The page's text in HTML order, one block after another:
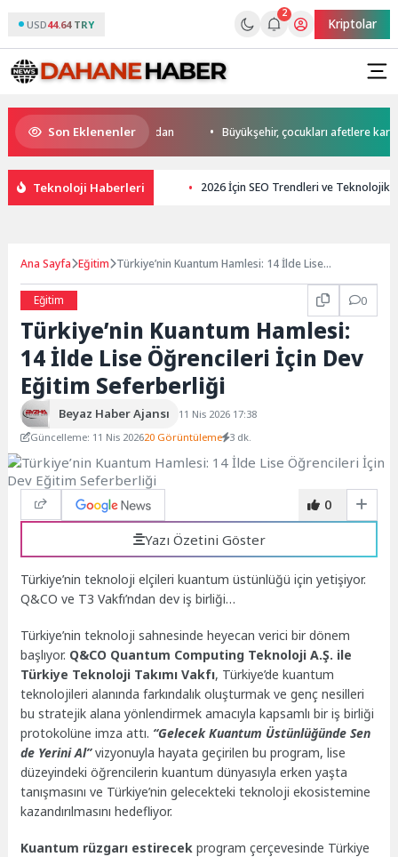
USD44.64 TRY
2
Kriptolar
Son Eklenenler
start Başkan Büyükakın’dan Büyükşehir, çocukları afetlere karşı
Teknoloji Haberleri 2026 İçin SEO Trendleri ve Teknolojik
Ana Sayfa Eğitim Türkiye’nin Kuantum Hamlesi: 14 İlde Lise
Eğitim
0
Türkiye’nin Kuantum Hamlesi:
14 İlde Lise Öğrencileri İçin Dev
Eğitim Seferberliği
Beyaz Haber Ajansı
11 Nis 2026 17:38
Güncelleme: 11 Nis 202620 Görüntüleme 3 dk.
0
Yazı Özetini Göster
Türkiye’nin teknoloji elçileri kuantum üstünlüğü için yetişiyor.
Q&CO ve T3 Vakfı’ndan dev iş birliği…
Türkiye’nin teknoloji sahnesinde heyecan verici bir dönem
başlıyor. Q&CO Quantum Computing Teknoloji A.Ş. ile
Türkiye Teknoloji Takımı Vakfı, Türkiye’de kuantum
teknolojileri alanında farkındalık oluşturmak ve genç nesilleri
bu stratejik alana yönlendirmek amacıyla kapsamlı bir iş birliği
protokolüne imza attı. “Gelecek Kuantum Üstünlüğünde Sen
de Yerini Al”vizyonuyla hayata geçirilen bu program, lise
düzeyindeki öğrencilerin kuantum dünyasıyla erken yaşta
tanışmasını ve Türkiye’nin gelecekteki teknoloji ekosistemine
kazandırılmasını hedefliyor.
Kuantum rüzgarı estirecekprogram çerçevesinde Türkiye